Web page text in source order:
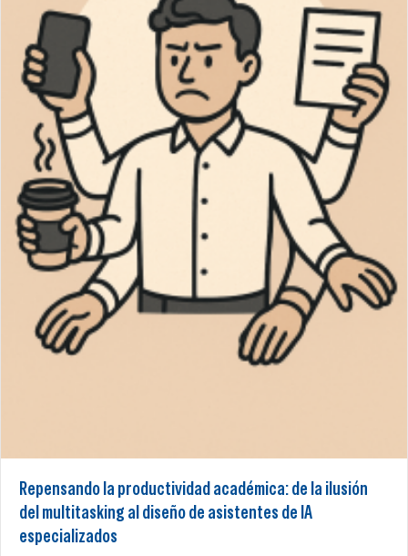
Repensando la productividad académica: de la ilusión
del multitasking al diseño de asistentes de IA
especializados